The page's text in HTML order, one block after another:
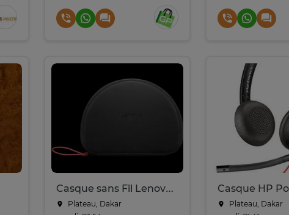
Casque sans Fil Lenovo Thinkpad 8550 ( Aura edition)
Plateau, Dakar
Plateau, Dakar